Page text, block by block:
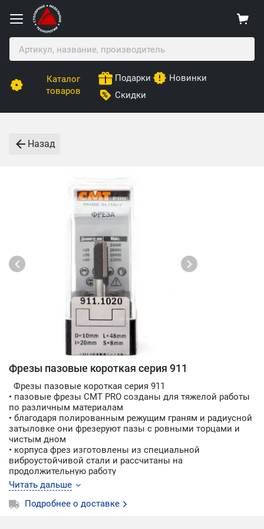
Каталог
товаров
Подарки
Новинки
Скидки
Назад
Фрезы пазовые короткая серия 911
Фрезы пазовые короткая серия 911
• пазовые фрезы CMT PRO созданы для тяжелой работы
по различным материалам
• благодаря полированным режущим граням и радиусной
затыловке они фрезеруют пазы с ровными торцами и
чистым дном
• корпуса фрез изготовлены из специальной
виброустойчивой стали и рассчитаны на
продолжительную работу
• конструктивно все фрезы CMT PRO имеют ограничение
съёма материала и защищиту от отдачи, для безопасной
работы
Читать дальше
Подробнее о доставке